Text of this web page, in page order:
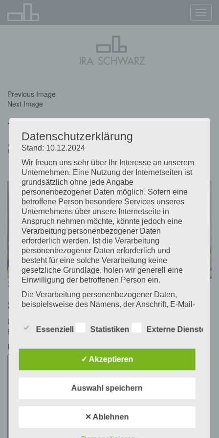
ein-/
Previous Image
Next Image
Titel-Adventskonzert-
825×395-hd2
Posted
30. Januar 201830. Januar 2018Full
size
825 × 395
Schreibe einen Kommentar
Deine E-Mail-Adresse wird nicht veröffentlicht.
Felder sind mit*markiert
Kommentar*
Datenschutzerklärung
Stand: 10.12.2024
Wir freuen uns sehr über Ihr Interesse an unserem
Unternehmen. Eine Nutzung der Internetseiten ist
grundsätzlich ohne jede Angabe
personenbezogener Daten möglich. Sofern eine
betroffene Person besondere Services unseres
Unternehmens über unsere Internetseite in
Anspruch nehmen möchte, könnte jedoch eine
Verarbeitung personenbezogener Daten
erforderlich werden. Ist die Verarbeitung
personenbezogener Daten erforderlich und
besteht für eine solche Verarbeitung keine
gesetzliche Grundlage, holen wir generell eine
Einwilligung der betroffenen Person ein.
Die Verarbeitung personenbezogener Daten,
beispielsweise des Namens, der Anschrift, E-Mail-
Person, erfolgt stets im Einklang mit der
Datenschutz-Grundverordnung und in
Mittels dieser Datenschutzerklärung möchte unser
Unternehmen die Öffentlichkeit über Art, Umfang
verarbeiteten personenbezogenen Daten
mittels dieser Datenschutzerklärung über die ihnen
zustehenden Rechte aufgeklärt.
Essenziell Statistiken Externe Dienste
✓ Akzeptieren
Auswahl speichern
✕ Ablehnen